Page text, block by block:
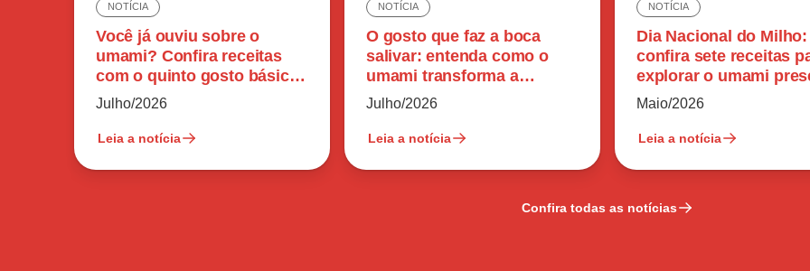
NOTÍCIA
Você já ouviu sobre o
umami? Confira receitas
com o quinto gosto básico
do paladar humano
Julho/2026
Leia a notícia
NOTÍCIA
O gosto que faz a boca
salivar: entenda como o
umami transforma a
percepção dos alimentos
Julho/2026
Leia a notícia
NOTÍCIA
Dia Nacional do Milho:
confira sete receitas
explorar o umami
no ingrediente
Maio/2026
Leia a notícia
Confira todas as notícias